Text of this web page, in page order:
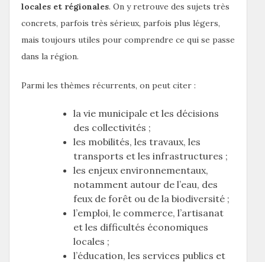
locales et régionales. On y retrouve des sujets très
concrets, parfois très sérieux, parfois plus légers,
mais toujours utiles pour comprendre ce qui se passe
dans la région.
Parmi les thèmes récurrents, on peut citer :
la vie municipale et les décisions
des collectivités ;
les mobilités, les travaux, les
transports et les infrastructures ;
les enjeux environnementaux,
notamment autour de l’eau, des
feux de forêt ou de la biodiversité ;
l’emploi, le commerce, l’artisanat
et les difficultés économiques
locales ;
l’éducation, les services publics et